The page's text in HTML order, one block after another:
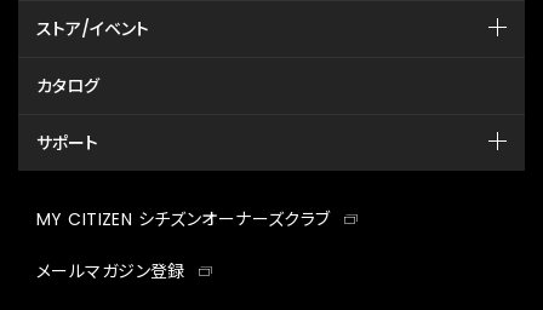
ストア/イベント
カタログ
サポート
MY CITIZEN シチズンオーナーズクラブ
メールマガジン登録